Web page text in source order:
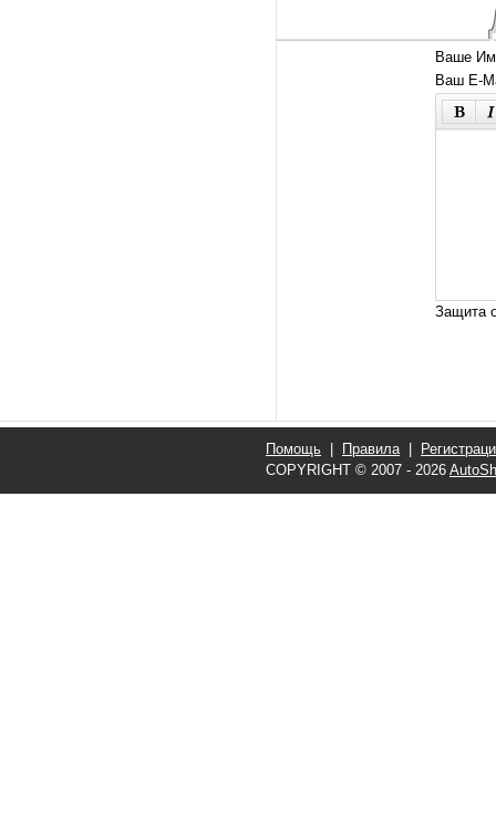
Ваше
Ваш E-
Защита
Помощь Правила|
COPYRIGHT © 2007 - 2026